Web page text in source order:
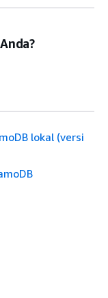
lokal (versi